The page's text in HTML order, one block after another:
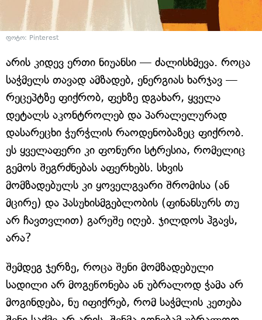
ფოტო: Pinterest
არის კიდევ ერთი ნიუანსი — ძალისხმევა. როცა
საჭმელს თავად ამზადებ, ენერგიას ხარჯავ —
რეცეპტზე ფიქრობ, ფეხზე დგახარ, ყველა
დეტალს აკონტროლებ და პარალელურად
დასარეცხი ჭურჭლის რაოდენობაზეც ფიქრობ.
ეს ყველაფერი კი ფონური სტრესია, რომელიც
გემოს შეგრძნებას აფერხებს. სხვის
მომზადებულს კი ყოველგვარი შრომისა (ან
მცირე) და პასუხისმგებლობის (ფინანსურს თუ
არ ჩავთვლით) გარეშე იღებ. ჯილდოს ჰგავს,
არა?
შემდეგ ჯერზე, როცა შენი მომზადებული
სადილი არ მოგეწონება ან უბრალოდ ჭამა არ
მოგინდება, ნუ იფიქრებ, რომ საჭმლის კეთება